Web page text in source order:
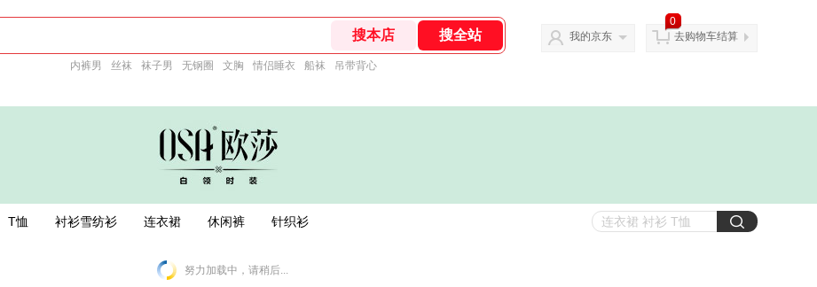
内裤男 丝袜 袜子男 无钢圈 文胸 情侣睡衣 船袜 吊带背心
我的京东
0
去购物车结算
T恤 衬衫雪纺衫 连衣裙 休闲裤 针织衫
努力加载中，请稍后...